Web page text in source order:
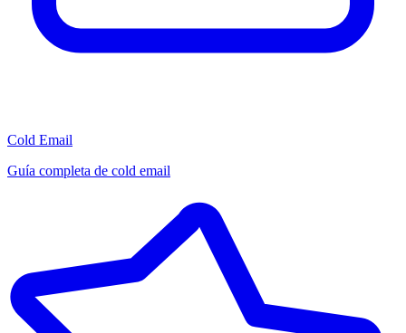
Cold Email
Guía completa de cold email